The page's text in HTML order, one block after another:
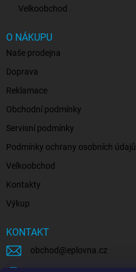
Velkoobchod
O NÁKUPU
Naše prodejna
Doprava
Reklamace
Obchodní podmínky
Servisní podmínky
Podmínky ochrany osobních údajů
Velkoobchod
Kontakty
Výkup
KONTAKT
obchod @eplovna.cz